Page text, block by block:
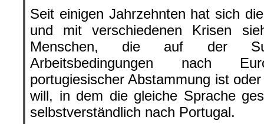
Seit einigen Jahrzehnten hat sich
und mit verschiedenen Krisen
Menschen, die auf der
Arbeitsbedingungen nach
portugiesischer Abstammung ist
will, in dem die gleiche Sprache
selbstverständlich nach Portugal.